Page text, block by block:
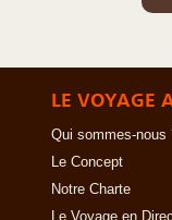
LE VOYAGE
Qui sommes-nous
Le Concept
Notre Charte
Le Voyage en